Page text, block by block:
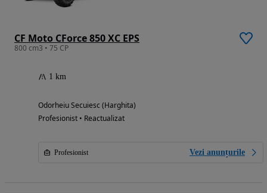
CF Moto CForce 850 XC EPS
800 cm3 • 75 CP
1 km
Odorheiu Secuiesc (Harghita)
Profesionist • Reactualizat
Profesionist Vezi anunțurile